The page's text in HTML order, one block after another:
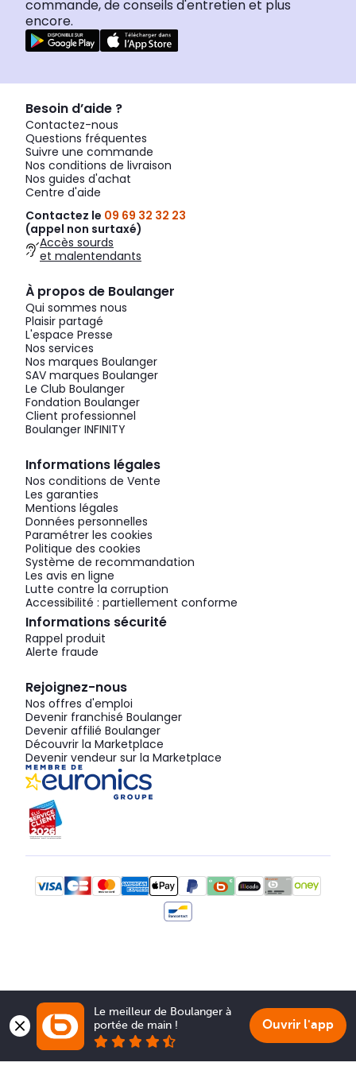
commande, de conseils d'entretien et plus
encore.
Besoin d’aide ?
Contactez-nous
Questions fréquentes
Suivre une commande
Nos conditions de livraison
Nos guides d'achat
Centre d'aide
Contactez le 09 69 32 32 23
(appel non surtaxé)
Accès sourds
et malentendants
À propos de Boulanger
Qui sommes nous
Plaisir partagé
L'espace Presse
Nos services
Nos marques Boulanger
SAV marques Boulanger
Le Club Boulanger
Fondation Boulanger
Client professionnel
Boulanger INFINITY
Informations légales
Nos conditions de Vente
Les garanties
Mentions légales
Données personnelles
Paramétrer les cookies
Politique des cookies
Système de recommandation
Les avis en ligne
Lutte contre la corruption
Accessibilité : partiellement conforme
Informations sécurité
Rappel produit
Alerte fraude
Rejoignez-nous
Nos offres d'emploi
Devenir franchisé Boulanger
Devenir affilié Boulanger
Découvrir la Marketplace
Devenir vendeur sur la Marketplace
Le meilleur de Boulanger à
portée de main !
Ouvrir l'app